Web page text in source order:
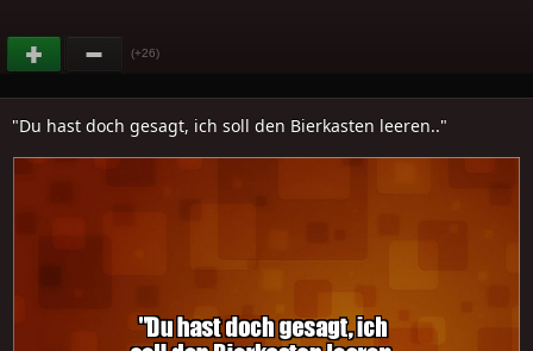
(+26)
"Du hast doch gesagt, ich soll den Bierkasten leeren.."